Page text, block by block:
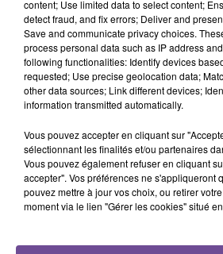
Flash FM
Horoscope Flash FM - 30 06 2026
30 juin 2026 - 1 min 30 sec
HOROSCOPE FLASH FM - 30 06 2026
content; Use limited data to select content;
detect fraud, and fix errors; Deliver and
Save and communicate privacy choices.
process personal data such as IP address
following functionalities: Identify devices
requested; Use precise geolocation data;
other data sources; Link different devices;
information transmitted automatically.
Vous pouvez accepter en cliquant sur
sélectionnant les finalités et/ou partenaires
Vous pouvez également refuser en cliquant
accepter". Vos préférences ne s'appliqueront
pouvez mettre à jour vos choix, ou retirer
moment via le lien "Gérer les cookies" situé